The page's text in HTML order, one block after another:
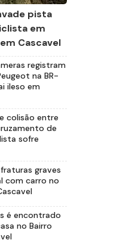
pista
em
Cascavel
registram
na BR-
ileso em
colisão entre
de
sofre
graves
com carro no
é encontrado
no Bairro